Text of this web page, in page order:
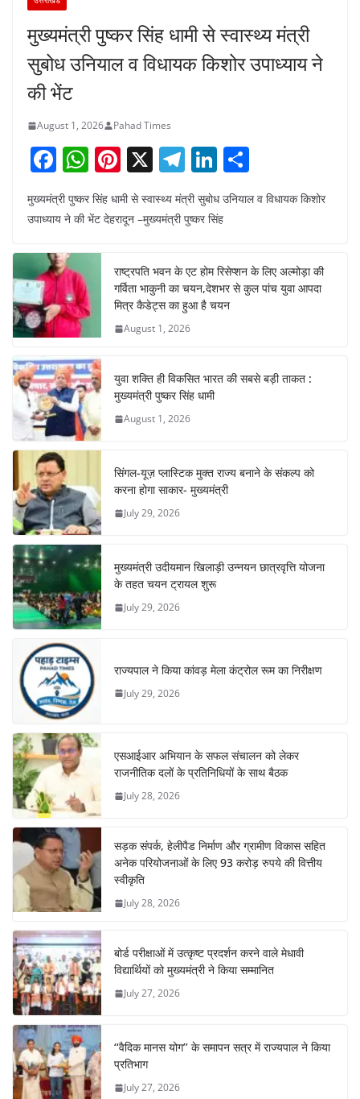
मुख्यमंत्री पुष्कर सिंह धामी से स्वास्थ्य मंत्री
सुबोध उनियाल व विधायक किशोर उपाध्याय ने
की भेंट
August 1, 2026 Pahad Times
F
a
c
b
o
o
k
W
h
at
A
p
p
Pi
nt
er
e
st
X T
el
e
gr
a
m
Li
n
k
dI
n
ar
मुख्यमंत्री पुष्कर सिंह धामी से स्वास्थ्य मंत्री सुबोध उनियाल व विधायक किशोर
उपाध्याय ने की भेंट देहरादून –मुख्यमंत्री पुष्कर सिंह
राष्ट्रपति भवन के एट होम रिसेप्शन के लिए अल्मोड़ा की
गर्विता भाकुनी का चयन,देशभर से कुल पांच युवा आपदा
मित्र कैडेट्स का हुआ है चयन
August 1, 2026
युवा शक्ति ही विकसित भारत की सबसे बड़ी ताकत :
मुख्यमंत्री पुष्कर सिंह धामी
August 1, 2026
सिंगल-यूज़ प्लास्टिक मुक्त राज्य बनाने के संकल्प को
करना होगा साकार- मुख्यमंत्री
July 29, 2026
मुख्यमंत्री उदीयमान खिलाड़ी उन्नयन छात्रवृत्ति योजना
के तहत चयन ट्रायल शुरू
July 29, 2026
राज्यपाल ने किया कांवड़ मेला कंट्रोल रूम का निरीक्षण
July 29, 2026
एसआईआर अभियान के सफल संचालन को लेकर
राजनीतिक दलों के प्रतिनिधियों के साथ बैठक
July 28, 2026
सड़क संपर्क, हेलीपैड निर्माण और ग्रामीण विकास सहित
अनेक परियोजनाओं के लिए 93 करोड़ रुपये की वित्तीय
स्वीकृति
July 28, 2026
बोर्ड परीक्षाओं में उत्कृष्ट प्रदर्शन करने वाले मेधावी
विद्यार्थियों को मुख्यमंत्री ने किया सम्मानित
July 27, 2026
‘‘वैदिक मानस योग’’ के समापन सत्र में राज्यपाल ने किया
प्रतिभाग
July 27, 2026